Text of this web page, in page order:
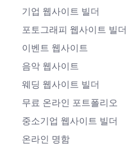
기업 웹사이트 빌더
포토그래피 웹사이트 빌더
이벤트 웹사이트
음악 웹사이트
웨딩 웹사이트 빌더
무료 온라인 포트폴리오
중소기업 웹사이트 빌더
온라인 명함